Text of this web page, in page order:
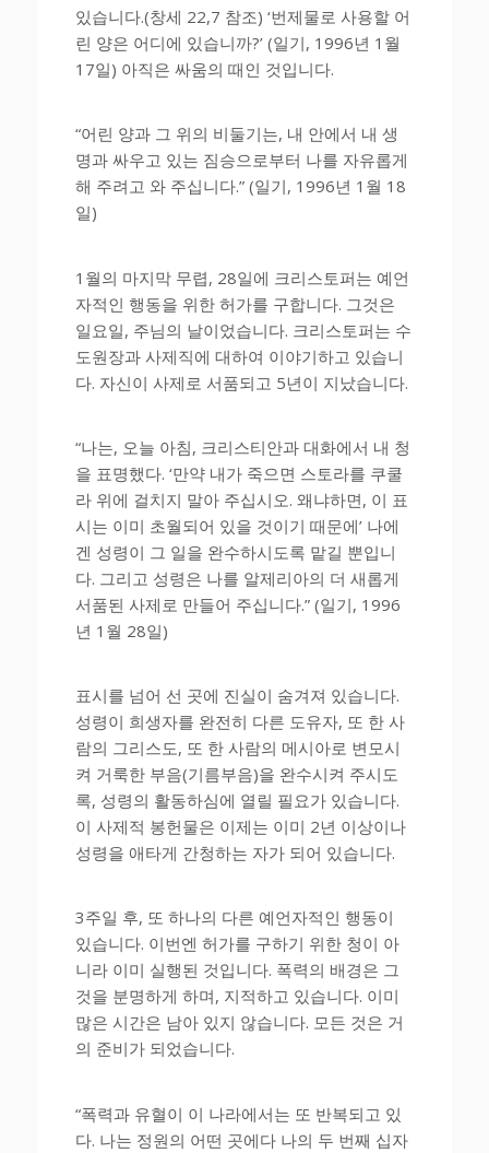
있습니다.(창세 22,7 참조) ‘번제물로 사용할 어
린 양은 어디에 있습니까?’ (일기, 1996년 1월
17일) 아직은 싸움의 때인 것입니다.
“어린 양과 그 위의 비둘기는, 내 안에서 내 생
명과 싸우고 있는 짐승으로부터 나를 자유롭게
해 주려고 와 주십니다.” (일기, 1996년 1월 18
일)
1월의 마지막 무렵, 28일에 크리스토퍼는 예언
자적인 행동을 위한 허가를 구합니다. 그것은
일요일, 주님의 날이었습니다. 크리스토퍼는 수
도원장과 사제직에 대하여 이야기하고 있습니
다. 자신이 사제로 서품되고 5년이 지났습니다.
“나는, 오늘 아침, 크리스티안과 대화에서 내 청
을 표명했다. ‘만약 내가 죽으면 스토라를 쿠쿨
라 위에 걸치지 말아 주십시오. 왜냐하면, 이 표
시는 이미 초월되어 있을 것이기 때문에’ 나에
겐 성령이 그 일을 완수하시도록 맡길 뿐입니
다. 그리고 성령은 나를 알제리아의 더 새롭게
서품된 사제로 만들어 주십니다.” (일기, 1996
년 1월 28일)
표시를 넘어 선 곳에 진실이 숨겨져 있습니다.
성령이 희생자를 완전히 다른 도유자, 또 한 사
람의 그리스도, 또 한 사람의 메시아로 변모시
켜 거룩한 부음(기름부음)을 완수시켜 주시도
록, 성령의 활동하심에 열릴 필요가 있습니다.
이 사제적 봉헌물은 이제는 이미 2년 이상이나
성령을 애타게 간청하는 자가 되어 있습니다.
3주일 후, 또 하나의 다른 예언자적인 행동이
있습니다. 이번엔 허가를 구하기 위한 청이 아
니라 이미 실행된 것입니다. 폭력의 배경은 그
것을 분명하게 하며, 지적하고 있습니다. 이미
많은 시간은 남아 있지 않습니다. 모든 것은 거
의 준비가 되었습니다.
“폭력과 유혈이 이 나라에서는 또 반복되고 있
다. 나는 정원의 어떤 곳에다 나의 두 번째 십자